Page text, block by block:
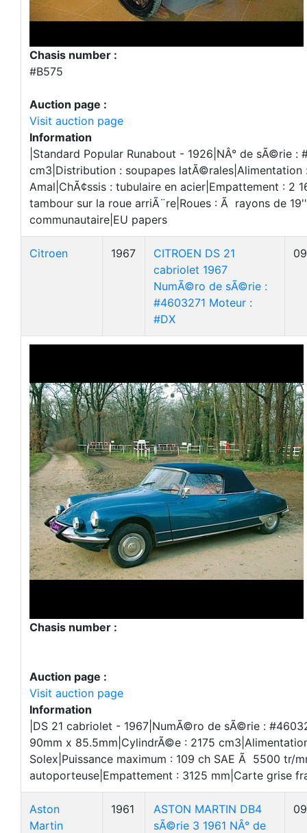
Chasis number :
#B575
Auction page :
Visit auction page
Information
|Standard Popular Runabout - 1926|NÂ° de sÃ©rie
cm3|Distribution : soupapes latÃ©rales|Alimentation
Amal|ChÃ¢ssis : tubulaire en acier|Empattement : 2
tambour sur la roue arriÃ¨re|Roues : Ã rayons de
communautaire|EU papers
Citroen 1967
CITROEN DS 21
cabriolet 1967
NumÃ©ro de sÃ©rie :
#4603271 Moteur :
#DX
Chasis number :
Auction page :
Visit auction page
Information
|DS 21 cabriolet - 1967|NumÃ©ro de sÃ©rie :
90mm x 85.5mm|CylindrÃ©e : 2175
Solex|Puissance maximum : 109 ch SAE Ã 5500 tr/
autoporteuse|Empattement : 3125 mm|Carte grise
Aston
Martin
1961
ASTON MARTIN DB4
sÃ©rie 3 1961 NÂ° de